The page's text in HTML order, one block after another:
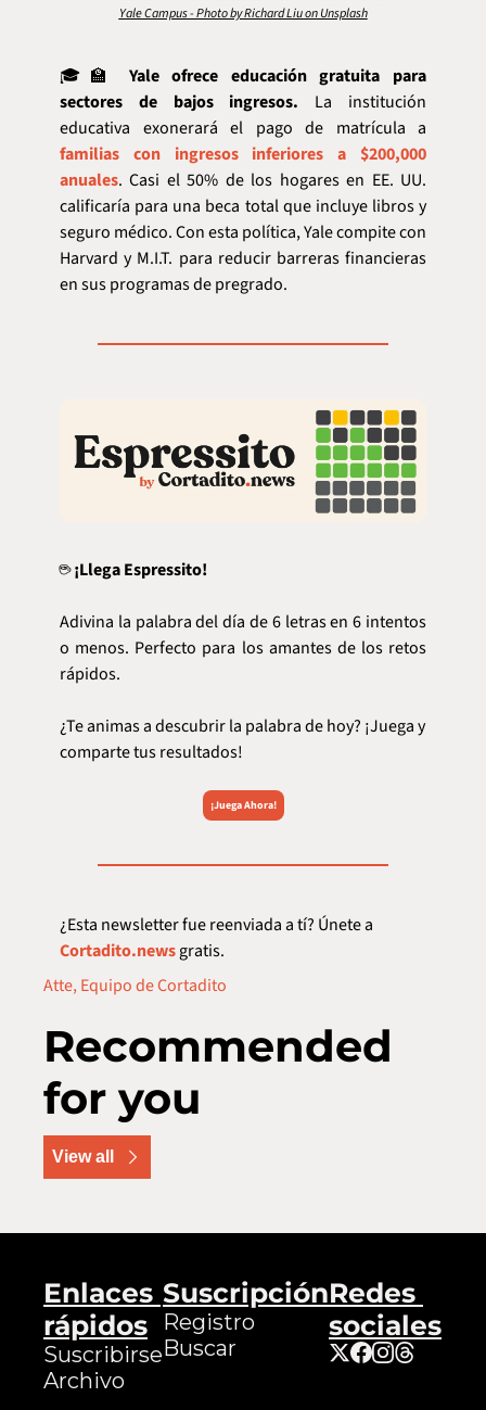
Yale Campus - Photo by Richard Liu on Unsplash
🎓 🏫
Yale ofrece educación gratuita para
sectores de bajos ingresos. La institución
familias con ingresos inferiores a $200,000
anuales. Casi el 50% de los hogares en EE. UU.
calificaría para una beca total que incluye libros y
seguro médico. Con esta política, Yale compite con
Harvard y M.I.T. para reducir barreras financieras
en sus programas de pregrado.
☕ ¡Llega Espressito!
Adivina la palabra del día de 6 letras en 6 intentos
o menos. Perfecto para los amantes de los retos
rápidos.
¿Te animas a descubrir la palabra de hoy? ¡Juega y
comparte tus resultados!
¡Juega Ahora!
Cortadito.news gratis.
Atte, Equipo de Cortadito
Recommended
for you
View all
Enlaces
rápidos
Suscribirse
Archivo
Suscripción
Registro
Buscar
Redes
sociales